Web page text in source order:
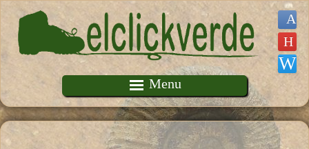
Pasar al contenido principal
Menu